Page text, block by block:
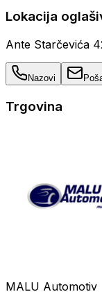
Lokacija
Ante Starčevića
Nazovi
Trgovina
MALU Automotiv